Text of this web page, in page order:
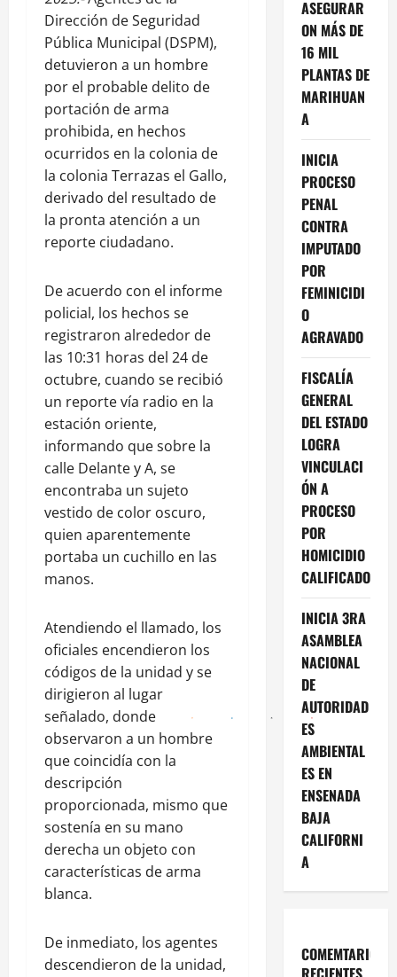
Dirección de Seguridad
Pública Municipal (DSPM),
detuvieron a un hombre
por el probable delito de
portación de arma
prohibida, en hechos
ocurridos en la colonia de
la colonia Terrazas el Gallo,
derivado del resultado de
la pronta atención a un
reporte ciudadano.
De acuerdo con el informe
policial, los hechos se
registraron alrededor de
las 10:31 horas del 24 de
octubre, cuando se recibió
un reporte vía radio en la
estación oriente,
informando que sobre la
calle Delante y A, se
encontraba un sujeto
vestido de color oscuro,
quien aparentemente
portaba un cuchillo en las
manos.
Atendiendo el llamado, los
oficiales encendieron los
códigos de la unidad y se
dirigieron al lugar
señalado, donde
observaron a un hombre
que coincidía con la
descripción
proporcionada, mismo que
sostenía en su mano
derecha un objeto con
características de arma
blanca.
De inmediato, los agentes
descendieron de la unidad,
ASEGURAR
ON MÁS DE
16 MIL
PLANTAS DE
MARIHUAN
A
INICIA
PROCESO
PENAL
CONTRA
IMPUTADO
POR
FEMINICIDI
O
AGRAVADO
FISCALÍA
GENERAL
DEL ESTADO
LOGRA
VINCULACI
ÓN A
PROCESO
POR
HOMICIDIO
CALIFICADO
INICIA 3RA
ASAMBLEA
NACIONAL
DE
AUTORIDAD
ES
AMBIENTAL
ES EN
ENSENADA
BAJA
CALIFORNI
A
COMEMTARIOS